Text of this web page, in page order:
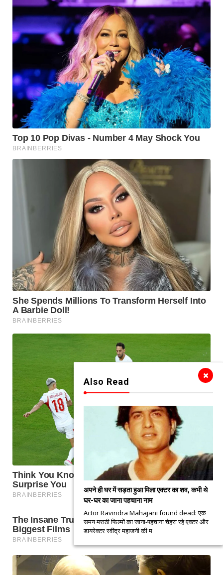
Also Read
अपने ही घर में सड़ता हुआ मिला एक्टर का शव, कभी थे
घर-घर का जाना पहचाना नाम
Actor Ravindra Mahajani found dead: एक
समय मराठी फिल्मों का जाना-पहचाना चेहरा रहे एक्टर और
डायरेक्टर रवींद्र महाजनी की म